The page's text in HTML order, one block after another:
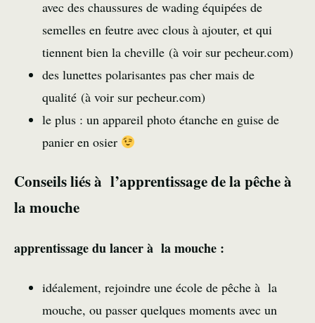
avec des chaussures de wading équipées de
semelles en feutre avec clous à ajouter, et qui
tiennent bien la cheville (à voir sur pecheur.com)
des lunettes polarisantes pas cher mais de
qualité (à voir sur pecheur.com)
le plus : un appareil photo étanche en guise de
panier en osier
Conseils liés à l’apprentissage de la pêche à
la mouche
apprentissage du lancer à la mouche :
idéalement, rejoindre une école de pêche à la
mouche, ou passer quelques moments avec un